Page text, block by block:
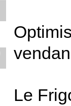
Le